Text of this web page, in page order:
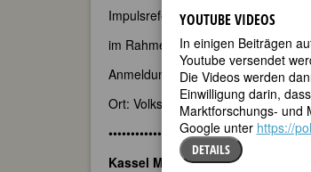
Impulsreferat: "Die Frau ist nicht
im Rahmen derHerbstakademie
Anmeldung für die
Ort: Volkshochschule Favoriten
•••••••••••••••••
Kassel Montag, 11. Dezember
YOUTUBE VIDEOS
In einigen Beiträgen
Youtube versendet
Die Videos werden
Einwilligung darin,
Marktforschungs- und
Google unter https://
DETAILS